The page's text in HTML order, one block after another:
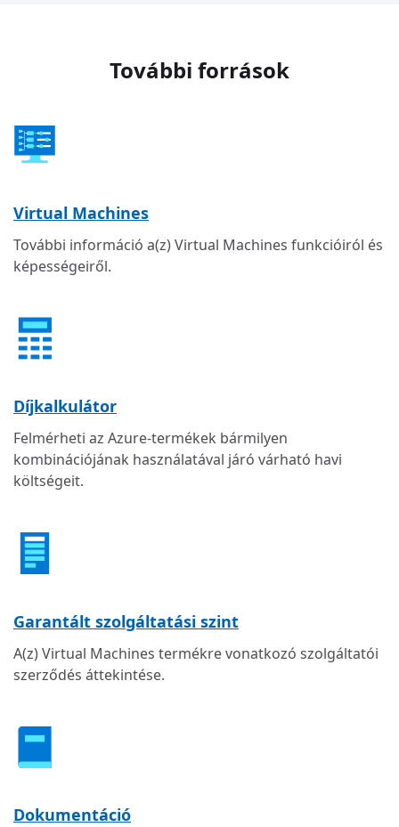
További források
Virtual Machines
További információ a(z) Virtual Machines funkcióiról és
képességeiről.
Díjkalkulátor
Felmérheti az Azure-termékek bármilyen
kombinációjának használatával járó várható havi
költségeit.
Garantált szolgáltatási szint
A(z) Virtual Machines termékre vonatkozó szolgáltatói
szerződés áttekintése.
Dokumentáció